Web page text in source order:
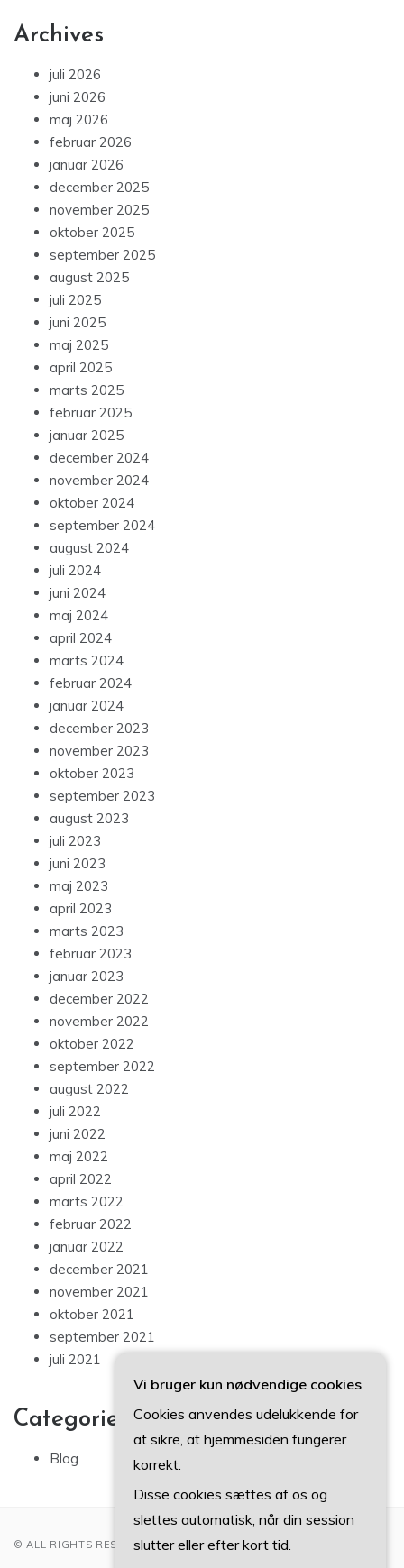
Archives
juli 2026
juni 2026
maj 2026
februar 2026
januar 2026
december 2025
november 2025
oktober 2025
september 2025
august 2025
juli 2025
juni 2025
maj 2025
april 2025
marts 2025
februar 2025
januar 2025
december 2024
november 2024
oktober 2024
september 2024
august 2024
juli 2024
juni 2024
maj 2024
april 2024
marts 2024
februar 2024
januar 2024
december 2023
november 2023
oktober 2023
september 2023
august 2023
juli 2023
juni 2023
maj 2023
april 2023
marts 2023
februar 2023
januar 2023
december 2022
november 2022
oktober 2022
september 2022
august 2022
juli 2022
juni 2022
maj 2022
april 2022
marts 2022
februar 2022
januar 2022
december 2021
november 2021
oktober 2021
september 2021
juli 2021
Categories
Blog
© ALL RIGHTS RESERVED 2022
Vi bruger kun nødvendige cookies
Cookies anvendes udelukkende for
at sikre, at hjemmesiden fungerer
korrekt.
Disse cookies sættes af os og
slettes automatisk, når din session
slutter eller efter kort tid.